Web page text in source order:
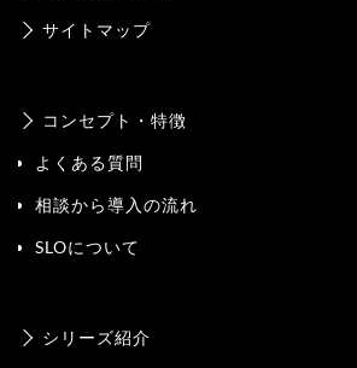
サイトマップ
コンセプト・特徴
よくある質問
相談から導入の流れ
SLOについて
シリーズ紹介